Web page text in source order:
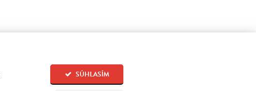
SÚHLASÍM